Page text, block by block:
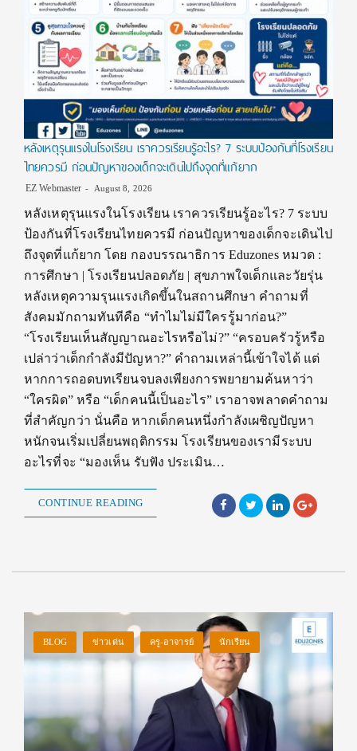
หลังเหตุรุนแรงในโรงเรียน เราควรเรียนรู้อะไร? 7 ระบบป้องกันที่โรงเรียน
ไทยควรมี ก่อนปัญหาของเด็กจะเดินไปถึงจุดที่แก้ยาก
EZ Webmaster August 8, 2026
หลังเหตุรุนแรงในโรงเรียน เราควรเรียนรู้อะไร? 7 ระบบ
ป้องกันที่โรงเรียนไทยควรมี ก่อนปัญหาของเด็กจะเดินไป
ถึงจุดที่แก้ยาก โดย กองบรรณาธิการ Eduzones หมวด :
การศึกษา | โรงเรียนปลอดภัย | สุขภาพใจเด็กและวัยรุ่น
หลังเหตุความรุนแรงเกิดขึ้นในสถานศึกษา คำถามที่
สังคมมักถามทันทีคือ “ทำไมไม่มีใครรู้มาก่อน?”
“โรงเรียนเห็นสัญญาณอะไรหรือไม่?” “ครอบครัวรู้หรือ
เปล่าว่าเด็กกำลังมีปัญหา?” คำถามเหล่านี้เข้าใจได้ แต่
หากการถอดบทเรียนจบลงเพียงการพยายามค้นหาว่า
“ใครผิด” หรือ “เด็กคนนี้เป็นอะไร” เราอาจพลาดคำถาม
ที่สำคัญกว่า นั่นคือ หากเด็กคนหนึ่งกำลังเผชิญปัญหา
หนักจนเริ่มเปลี่ยนพฤติกรรม โรงเรียนของเรามีระบบ
อะไรที่จะ “มองเห็น รับฟัง ประเมิน…
CONTINUE READING
BLOG ข่าวเด่น ครู-อาจารย์ นักเรียน